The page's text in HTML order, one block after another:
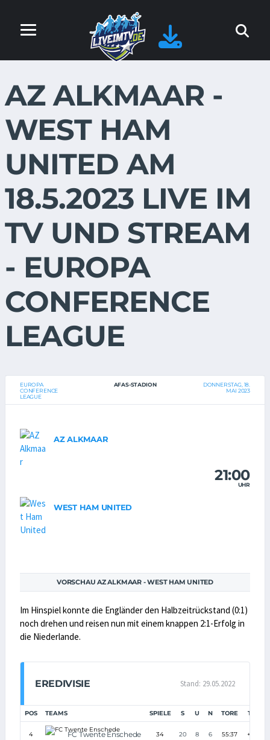
AZ ALKMAAR -
WEST HAM
UNITED AM
18.5.2023 LIVE IM
TV UND STREAM
- EUROPA
CONFERENCE
LEAGUE
EUROPA
CONFERENCE
LEAGUE
AFAS-STADION
DONNERSTAG, 18.
MAI 2023
AZ ALKMAAR
21:00
UHR
WEST HAM UNITED
VORSCHAU AZ ALKMAAR - WEST HAM UNITED
Im Hinspiel konnte die Engländer den Halbzeitrückstand (0:1)
noch drehen und reisen nun mit einem knappen 2:1-Erfolg in
die Niederlande.
EREDIVISIE Stand: 29.05.2022
POS TEAMS SPIELE S U N TORE TD
4 FC Twente Enschede 34 20 8 6 55:37 +18